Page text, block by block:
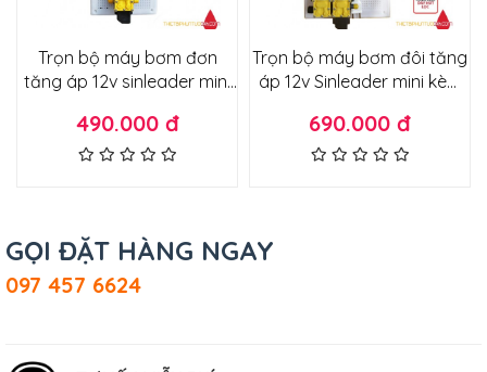
Trọn bộ máy bơm đơn
tăng áp 12v sinleader mini
điện thoại từ xa qua wifi
ráp sẵn bảng điện
490.000 đ
Trọn bộ máy bơm đôi tăng
áp 12v Sinleader mini kèm
tự động ráp sẵn bảng điện
690.000 đ
GỌI ĐẶT HÀNG NGAY
097 457 6624